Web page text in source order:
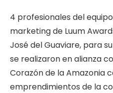
4 profesionales del
marketing de Luum
José del Guaviare, para
se realizaron en alianza
Corazón de la Amazonia
emprendimientos de la